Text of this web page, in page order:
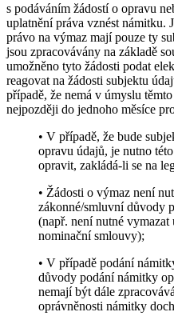
s podáváním žádostí o opravu
uplatnění práva vznést námitku.
právo na výmaz mají pouze ty
jsou zpracovávány na základě
umožněno tyto žádosti podat
reagovat na žádosti subjektu
případě, že nemá v úmyslu
nejpozději do jednoho měsíce
• V případě, že bude
opravu údajů, je nutno
opravit, zakládá-li se na
• Žádosti o výmaz není
zákonné/smluvní důvody
(např. není nutné
nominační smlouvy);
• V případě podání
důvody podání námitky
nemají být dále
oprávněnosti námitky